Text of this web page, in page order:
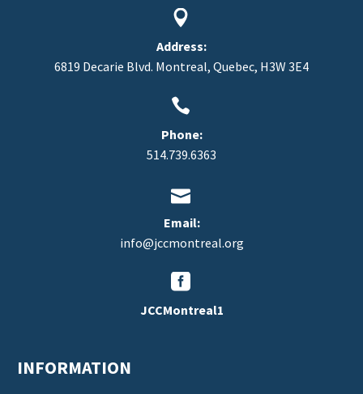


Address:
6819 Decarie Blvd. Montreal, Quebec, H3W 3E4


Phone:
514.739.6363


Email:
info@jccmontreal.org


JCCMontreal1
INFORMATION